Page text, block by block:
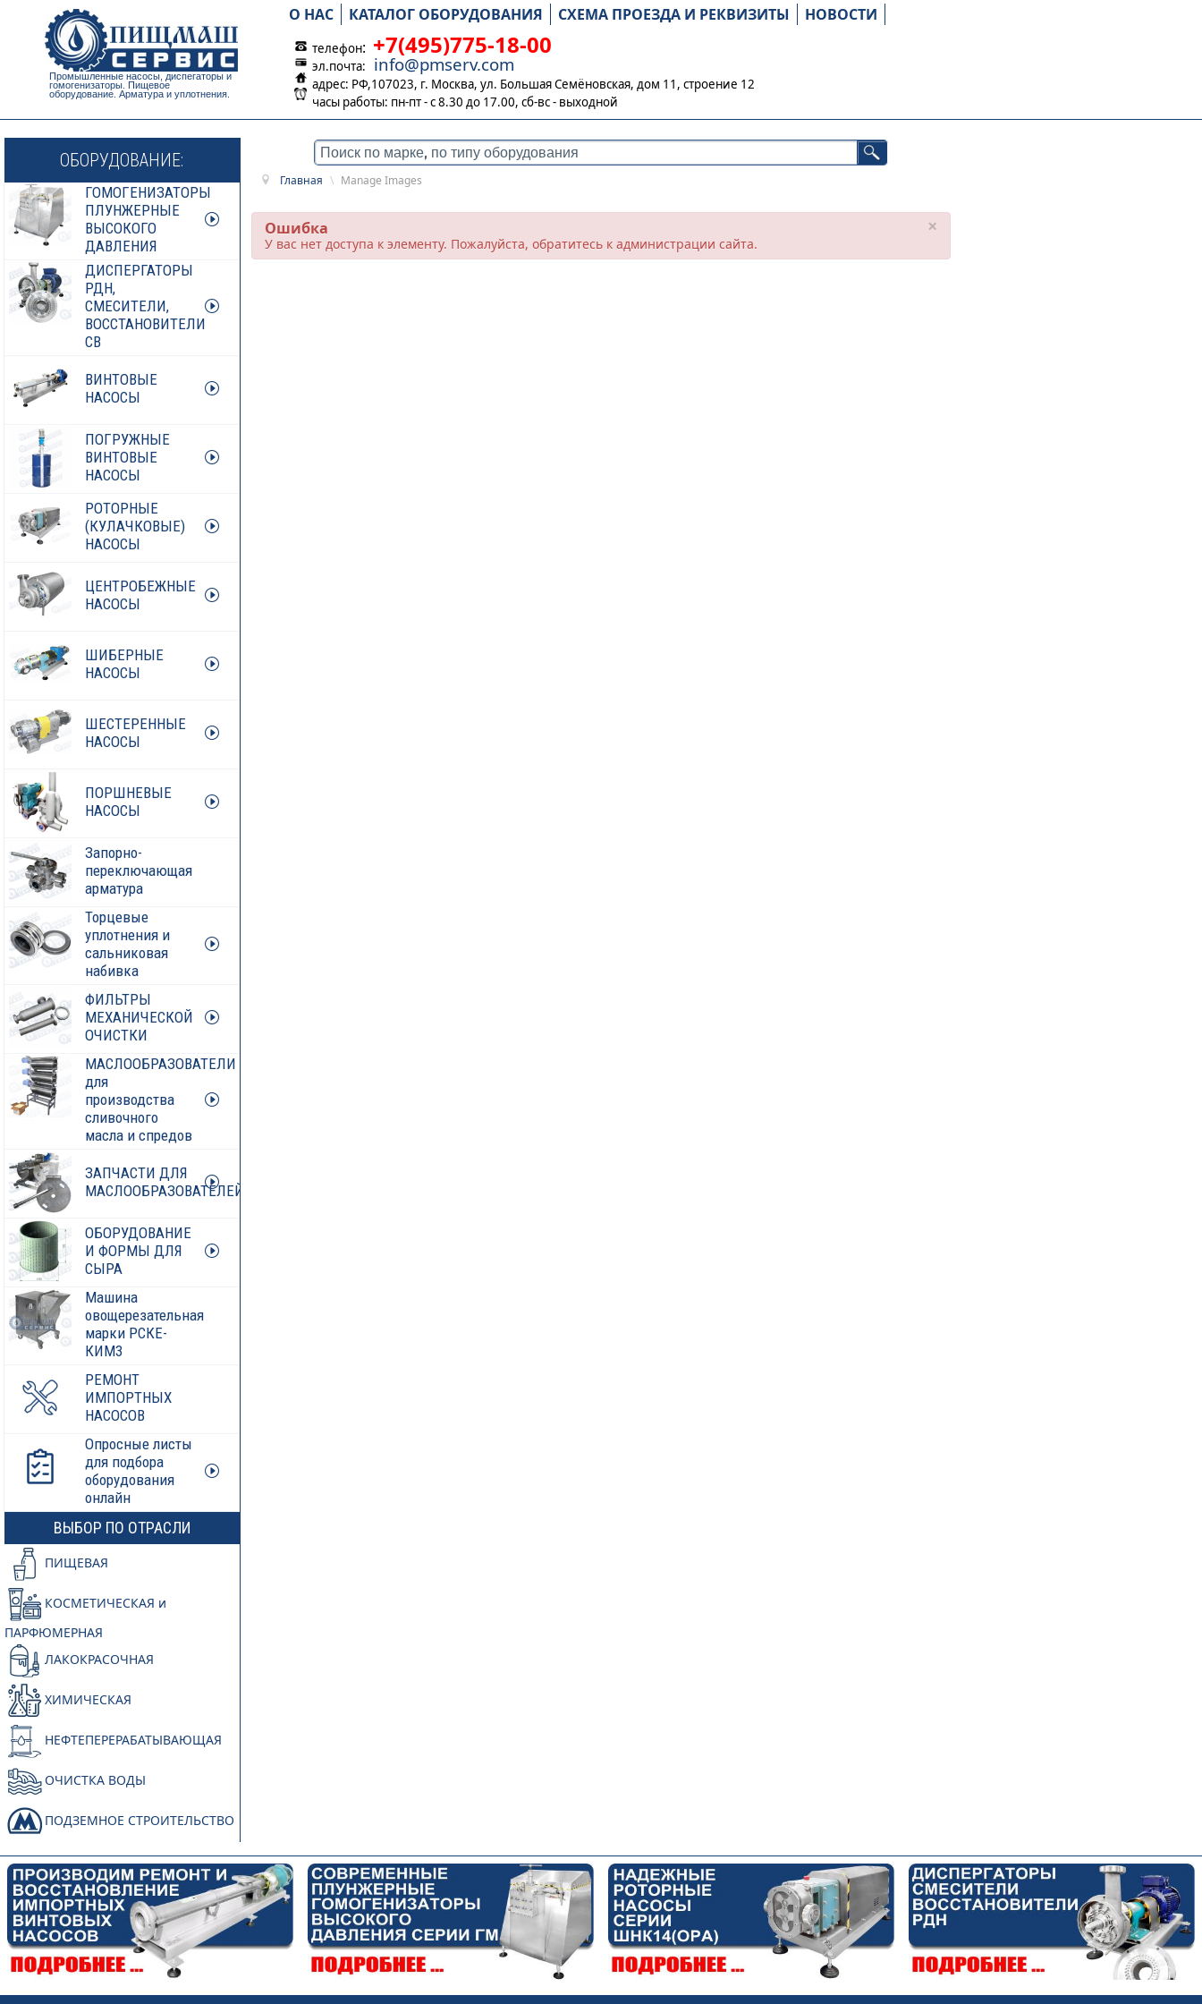
Промышленные насосы, диспегаторы и
гомогенизаторы. Пищевое
оборудование. Арматура и уплотнения.
О НАС КАТАЛОГ ОБОРУДОВАНИЯ СХЕМА ПРОЕЗДА И РЕКВИЗИТЫ НОВОСТИ
телефон: +7(495)775-18-00
эл.почта: info@pmserv.com
адрес: РФ,107023, г. Москва, ул. Большая Семёновская, дом 11, строение 12
часы работы: пн-пт - с 8.30 до 17.00, сб-вс - выходной
ОБОРУДОВАНИЕ:
ГОМОГЕНИЗАТОРЫ
ПЛУНЖЕРНЫЕ
ВЫСОКОГО
ДАВЛЕНИЯ
ДИСПЕРГАТОРЫ
РДН,
СМЕСИТЕЛИ,
ВОССТАНОВИТЕЛИ
СВ
ВИНТОВЫЕ
НАСОСЫ
ПОГРУЖНЫЕ
ВИНТОВЫЕ
НАСОСЫ
РОТОРНЫЕ
(КУЛАЧКОВЫЕ)
НАСОСЫ
ЦЕНТРОБЕЖНЫЕ
НАСОСЫ
ШИБЕРНЫЕ
НАСОСЫ
ШЕСТЕРЕННЫЕ
НАСОСЫ
ПОРШНЕВЫЕ
НАСОСЫ
Запорно-
переключающая
арматура
Торцевые
уплотнения и
сальниковая
набивка
ФИЛЬТРЫ
МЕХАНИЧЕСКОЙ
ОЧИСТКИ
МАСЛООБРАЗОВАТЕЛИ
для
производства
сливочного
масла и спредов
ЗАПЧАСТИ ДЛЯ
МАСЛООБРАЗОВАТЕЛЕЙ
ОБОРУДОВАНИЕ
И ФОРМЫ ДЛЯ
СЫРА
Машина
овощерезательная
марки РСКЕ-
КИМ3
РЕМОНТ
ИМПОРТНЫХ
НАСОСОВ
Опросные листы
для подбора
оборудования
онлайн
ВЫБОР ПО ОТРАСЛИ
ПИЩЕВАЯ
КОСМЕТИЧЕСКАЯ и
ПАРФЮМЕРНАЯ
ЛАКОКРАСОЧНАЯ
ХИМИЧЕСКАЯ
НЕФТЕПЕРЕРАБАТЫВАЮЩАЯ
ОЧИСТКА ВОДЫ
ПОДЗЕМНОЕ СТРОИТЕЛЬСТВО
Главная \ Manage Images
×
Ошибка
У вас нет доступа к элементу. Пожалуйста, обратитесь к администрации сайта.